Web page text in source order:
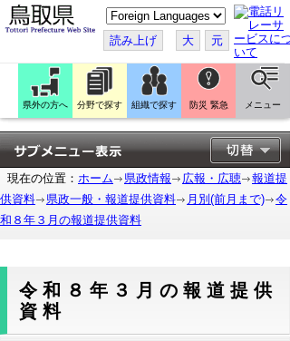
こ
の
ペ
ー
ジ
翻
訳
す
る
読み上げ 大 元
県外の方へ 分野で探す 組織で探す 防災 緊急 メニュー
現在の位置： ホーム 県政情報 広報・広聴
報道提
供資料
県政一般・報道提供資料 月別(前月まで)
令
和８年３月の報道提供資料
令和８年３月の報道提供
資料